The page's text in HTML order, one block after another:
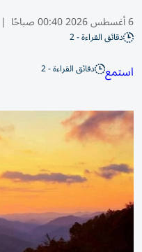
6 أغسطس 2026 00:40 صباحًا |
دقائق القراءة - 2
استمع دقائق القراءة - 2